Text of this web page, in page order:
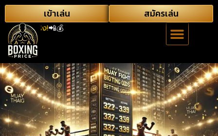
จริง!📲💰
เข้าเล่น สมัครเล่น